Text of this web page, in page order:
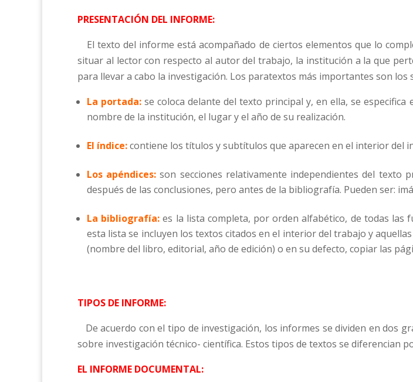
PRESENTACIÓN DEL INFORME:
El texto del informe está acompañado de ciertos elementos que lo
situar al lector con respecto al autor del trabajo, la institución a la que
para llevar a cabo la investigación. Los paratextos más importantes son los
La portada:se coloca delante del texto principal y, en ella, se
nombre de la institución, el lugar y el año de su realización.
El índice:contiene los títulos y subtítulos que aparecen en el interior del
Los apéndices: son secciones relativamente independientes del texto
después de las conclusiones, pero antes de la bibliografía. Pueden ser:
La bibliografía: es la lista completa, por orden alfabético, de todas las
esta lista se incluyen los textos citados en el interior del trabajo y
(nombre del libro, editorial, año de edición) o en su defecto, copiar las
TIPOS DE INFORME:
De acuerdo con el tipo de investigación, los informes se dividen en dos
sobre investigación técnico- científica. Estos tipos de textos se diferencian
EL INFORME DOCUMENTAL: